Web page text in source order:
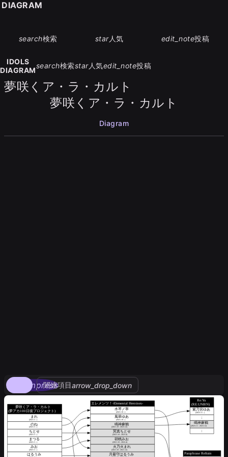
search検索 star人気 edit_note投稿
IDOLS
DIAGRAM
search検索star人気edit_note投稿
夢咲くア・ラ・カルト
夢咲くア・ラ・カルト
Diagram
compress
関連項目arrow_drop_down